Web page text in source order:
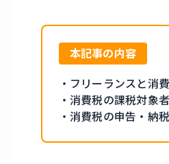
本記事の内容
・フリーランスと消
・消費税の課税対象
・消費税の申告・納